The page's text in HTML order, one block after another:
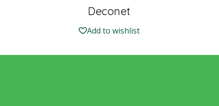
Deconet
Add to wishlist